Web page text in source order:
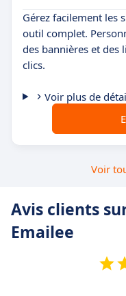
Gérez facilement les
outil complet.
des bannières et des
clics.
Voir plus de
Voir
Avis clients
Emailee